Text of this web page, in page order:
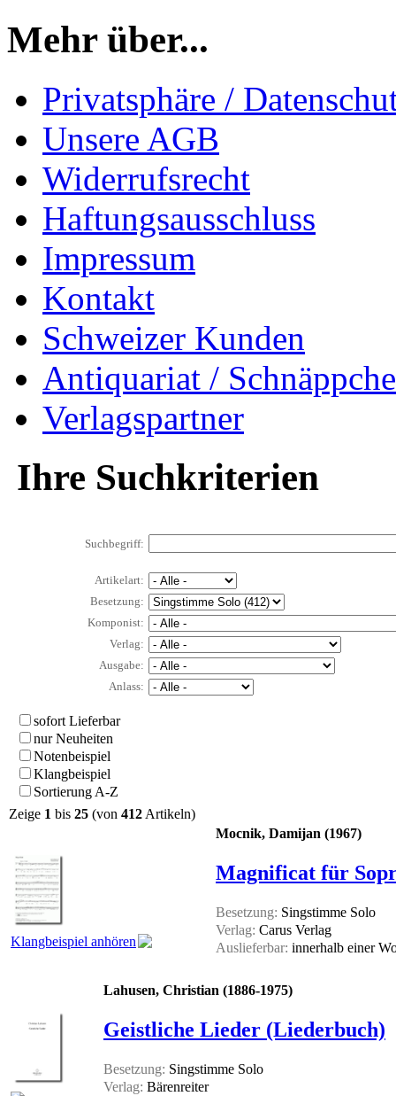
Mehr über...
Privatsphäre /
Unsere AGB
Widerrufsrecht
Haftungsausschluss
Impressum
Kontakt
Schweizer Kunden
Antiquariat /
Verlagspartner
Ihre Suchkriterien
Suchbegriff:
Artikelart:
Besetzung:
Komponist:
Verlag:
Ausgabe:
Anlass:
sofort Lieferbar
nur Neuheiten
Notenbeispiel
Klangbeispiel
Sortierung A-Z
Zeige 1 bis 25 (von 412Artikeln)
Klangbeispiel anhören
Mocnik, Damijan (1967)
Magnificat für
Besetzung: Singstimme Solo
Verlag: Carus Verlag
Auslieferbar: innerhalb einer
Lahusen, Christian (1886-1975)
Geistliche Lieder (Liederbuch)
Besetzung: Singstimme Solo
Verlag: Bärenreiter